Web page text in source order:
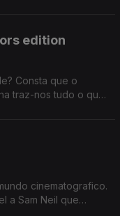
edition
Consta que o
traz-nos tudo o que
cinematografico.
a Sam Neil que